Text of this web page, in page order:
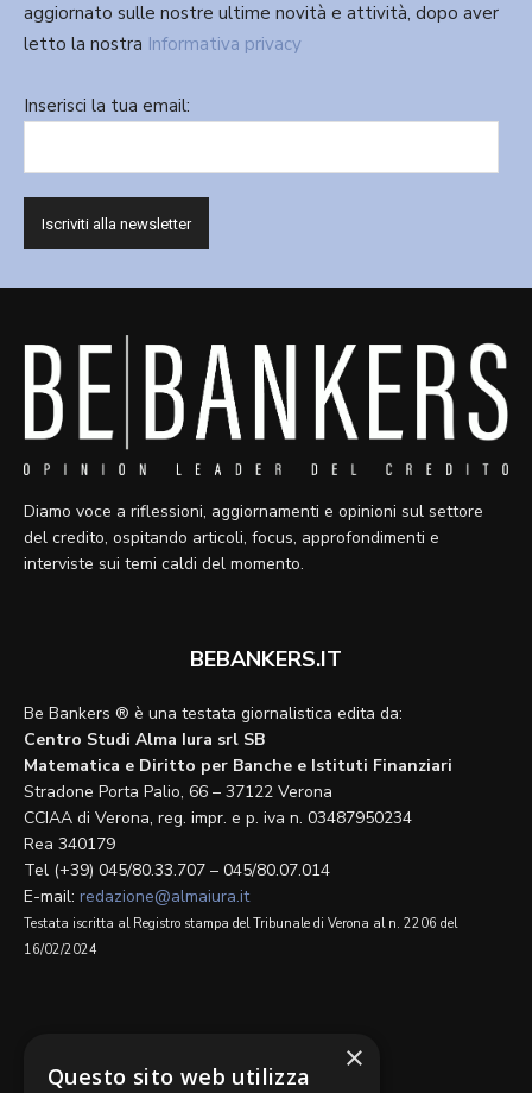
aggiornato sulle nostre ultime novità e attività, dopo aver
letto la nostra Informativa privacy
Inserisci la tua email:
Diamo voce a riflessioni, aggiornamenti e opinioni sul settore
del credito, ospitando articoli, focus, approfondimenti e
interviste sui temi caldi del momento.
BEBANKERS.IT
Be Bankers ® è una testata giornalistica edita da:
Centro Studi Alma Iura srl SB
Matematica e Diritto per Banche e Istituti Finanziari
Stradone Porta Palio, 66 – 37122 Verona
CCIAA di Verona, reg. impr. e p. iva n. 03487950234
Rea 340179
Tel (+39) 045/80.33.707 – 045/80.07.014
E-mail: redazione@almaiura.it
Testata iscritta al Registro stampa del Tribunale di Verona al n. 2206 del
16/02/2024
×
Questo sito web utilizza